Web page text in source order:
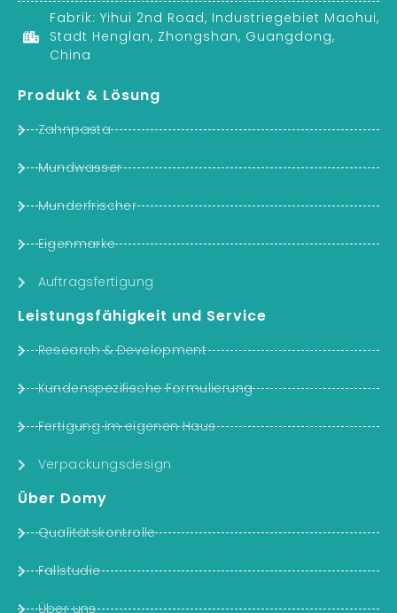
Fabrik: Yihui 2nd Road, Industriegebiet Maohui,
Stadt Henglan, Zhongshan, Guangdong,
China
Produkt & Lösung
Zahnpasta
Mundwasser
Munderfrischer
Eigenmarke
Auftragsfertigung
Leistungsfähigkeit und Service
Research & Development
Kundenspezifische Formulierung
Fertigung im eigenen Haus
Verpackungsdesign
Über Domy
Qualitätskontrolle
Fallstudie
Über uns